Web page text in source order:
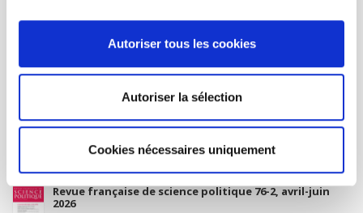
Autoriser tous les cookies
Autoriser la sélection
Cookies nécessaires uniquement
À paraître
4 sept. 2026
Nouveautés
Revue française de science politique 76-2, avril-juin
2026